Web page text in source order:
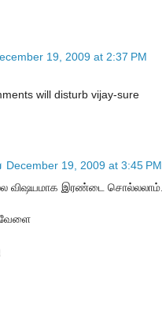
19, 2009 at 2:37 PM
will disturb vijay-sure
December 19, 2009 at 3:45 PM
விஷயமாக இரண்டை சொல்லலாம்.